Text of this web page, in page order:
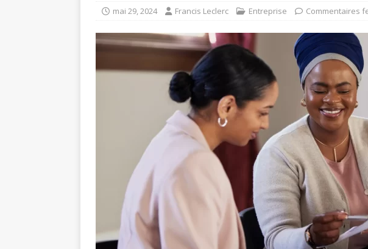
mai 29, 2024 Francis Leclerc Entreprise Commentaires